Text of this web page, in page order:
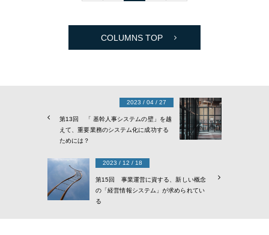
COLUMNS TOP
2023 / 04 / 27
第13回 「 基幹人事システムの壁」を越
えて、重要業務のシステム化に成功する
ためには？
2023 / 12 / 18
第15回 事業運営に資する、新しい概念
の「経営情報システム」が求められてい
る